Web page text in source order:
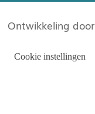
Ontwikkeling door
Cookie instellingen